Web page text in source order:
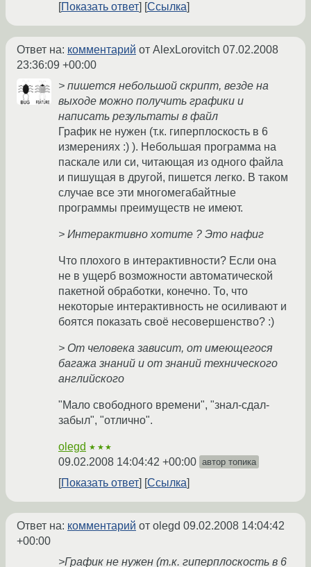
Показать ответ
Ссылка
Ответ на: комментарий от AlexLorovitch 07.02.2008
23:36:09 +00:00
> пишется небольшой скрипт, везде на
выходе можно получить графики и
написать результаты в файл
График не нужен (т.к. гиперплоскость в 6
измерениях :) ). Небольшая программа на
паскале или си, читающая из одного файла
и пишущая в другой, пишется легко. В таком
случае все эти многомегабайтные
программы преимуществ не имеют.
> Интерактивно хотите ? Это нафиг
Что плохого в интерактивности? Если она
не в ущерб возможности автоматической
пакетной обработки, конечно. То, что
некоторые интерактивность не осиливают и
боятся показать своё несовершенство? :)
> От человека зависит, от имеющегося
багажа знаний и от знаний технического
английского
"Мало свободного времени", "знал-сдал-
забыл", "отлично".
olegd ★★★
09.02.2008 14:04:42 +00:00 автор топика
Показать ответ Ссылка
Ответ на: комментарий от olegd 09.02.2008 14:04:42
+00:00
>График не нужен (т.к. гиперплоскость в 6